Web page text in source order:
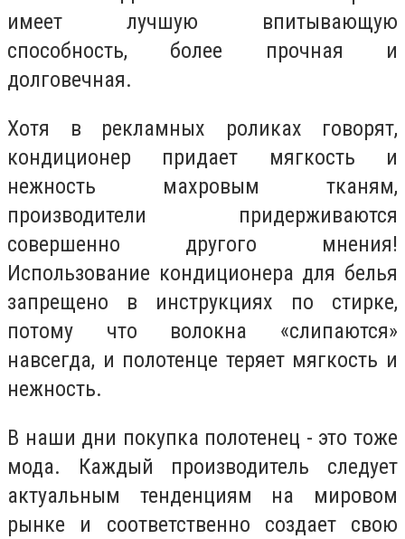
имеет лучшую впитывающую
способность, более прочная и
долговечная.
Хотя в рекламных роликах говорят,
кондиционер придает мягкость и
нежность махровым тканям,
производители придерживаются
совершенно другого мнения!
Использование кондиционера для белья
запрещено в инструкциях по стирке,
потому что волокна «слипаются»
навсегда, и полотенце теряет мягкость и
нежность.
В наши дни покупка полотенец - это тоже
мода. Каждый производитель следует
актуальным тенденциям на мировом
рынке и соответственно создает свою